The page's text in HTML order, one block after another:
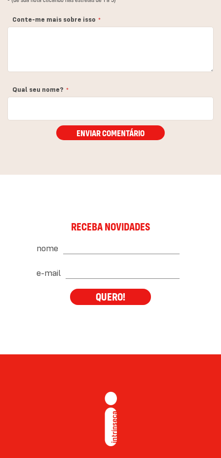
Conte-me mais sobre isso
Qual seu nome?
ENVIAR COMENTÁRIO
RECEBA NOVIDADES
nome
e-mail
QUERO!